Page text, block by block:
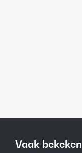
Vaak bekeken